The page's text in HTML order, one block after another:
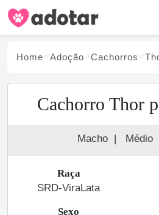
Home Adoção Cachorros
Cachorro Thor
Macho | Médio
Raça
SRD-ViraLata
Sexo